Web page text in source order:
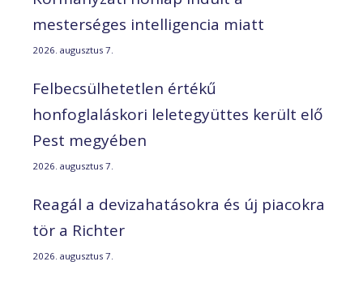
mesterséges intelligencia miatt
2026. augusztus 7.
Felbecsülhetetlen értékű
honfoglaláskori leletegyüttes került elő
Pest megyében
2026. augusztus 7.
Reagál a devizahatásokra és új piacokra
tör a Richter
2026. augusztus 7.